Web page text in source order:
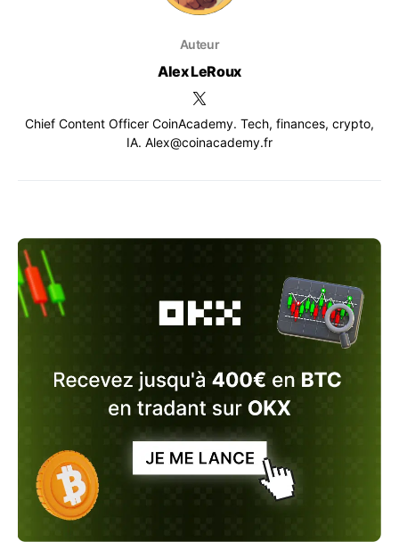
Auteur
Alex LeRoux
Chief Content Officer CoinAcademy. Tech, finances, crypto,
IA. Alex@coinacademy.fr